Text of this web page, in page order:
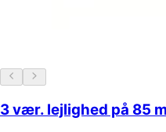
3 vær. lejlighed på 85